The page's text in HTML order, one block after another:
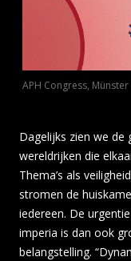
APH Congress, Münster
Dagelijks zien we de
wereldrijken die
Thema’s als
stromen de
iedereen. De
imperia is dan ook
belangstelling.